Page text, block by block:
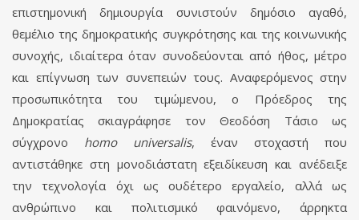
επιστημονική δημιουργία συνιστούν δημόσιο αγαθό,
θεμέλιο της δημοκρατικής συγκρότησης και της κοινωνικής
συνοχής, ιδιαίτερα όταν συνοδεύονται από ήθος, μέτρο
και επίγνωση των συνεπειών τους. Αναφερόμενος στην
προσωπικότητα του τιμώμενου, ο Πρόεδρος της
Δημοκρατίας σκιαγράφησε τον Θεοδόση Τάσιο ως
σύγχρονο homouniversalis, έναν στοχαστή που
αντιστάθηκε στη μονοδιάστατη εξειδίκευση και ανέδειξε
την τεχνολογία όχι ως ουδέτερο εργαλείο, αλλά ως
ανθρώπινο και πολιτισμικό φαινόμενο, άρρηκτα